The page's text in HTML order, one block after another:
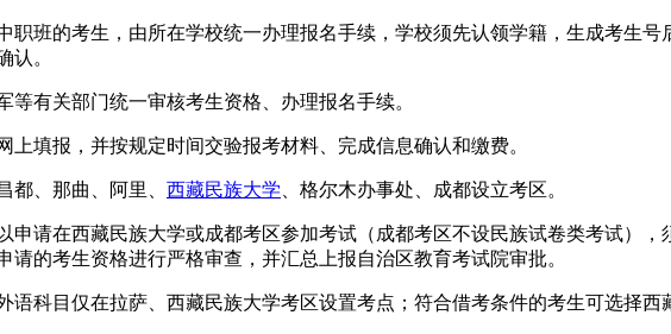
职班的考生，由所在学校统一办理报名手续，学校须先认领学籍，生成考生
认。
有关部门统一审核考生资格、办理报名手续。
填报，并按规定时间交验报考材料、完成信息确认和缴费。
都、那曲、阿里、 西藏民族大学 、格尔木办事处、成都设立考区。
申请在西藏民族大学或成都考区参加考试（成都考区不设民族试卷类考试）
的考生资格进行严格审查，并汇总上报自治区教育考试院审批。
语科目仅在拉萨、西藏民族大学考区设置考点；符合借考条件的考生可选择西